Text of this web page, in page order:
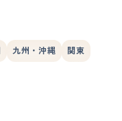
九州・沖縄 関東